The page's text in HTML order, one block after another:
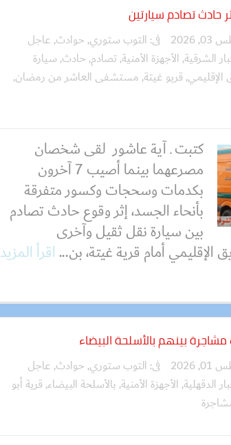
فى: التوب ستوري, حوادث, عاجل
الشرقية, الأجهزة الأمنية,تصادم, حادث, سيارة
الإقليمي, قريو غيتة, مستشفى العاشر من رمضان,
كتبت ـ آية عاشور لقى شخصان
مصرعهما بينما أصيب 7 آخرون
بكدمات وسحجات وكسور متفرقة
بأنحاء الجسد، إثر وقوع حادث تصادم
بين سيارة نقل ثقيل وآخرى
الإقليمي أمام قرية غيتة، بن...اقرأ المزيد
فى: التوب ستوري, حوادث, عاجل
الدقهلية, الأجهزة الأمنية, بالأسلحة البيضاء, قرية أبو